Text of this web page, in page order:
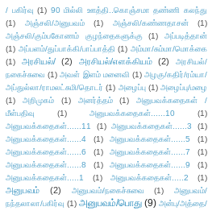
/ பகிர்வு (1) 90 மில்லி ஊத்தி..கொஞ்சமா தண்ணி கலந்து
(1)
அஞ்சலி/அனுபவம் (1) அஞ்சலி/கண்ணதாசன்
(1)
அஞ்சலி/கும்பகோணம் குழந்தைகளுக்கு
(1)
அப்படித்தான்
(1) அப்பளம்/துப்பாக்கி/பாப்பாத்தி (1) அம்மா/சும்மா/மொக்கை
(1)
அரசியல்/ (2) அரசியல்/எளக்கியம் (2)
அரசியல்/
நகைச்சுவை (1) அவள் இளம் மனைவி (1) அழகு/கதிர்/ரம்யா/
அப்துல்லா/ராமலட்சுமி/தொடர் (1) அழைப்பு (1) அழைப்பு/மழை
(1)
அறிமுகம் (1) அனர்த்தம் (1)
அனுபவக்கதைகள் /
மீள்பதிவு
(1) அனுபவக்கதைகள்......10
(1)
அனுபவக்கதைகள்......11
(1) அனுபவக்கதைகள்......3
(1)
அனுபவக்கதைகள்......4
(1) அனுபவக்கதைகள்......5
(1)
அனுபவக்கதைகள்......6
(1) அனுபவக்கதைகள்......7
(1)
அனுபவக்கதைகள்......8
(1) அனுபவக்கதைகள்......9
(1)
அனுபவக்கதைகள்.....1
(1) அனுபவக்கதைகள்.....2 (1)
அனுபவம் (2) அனுபவம்/நகைச்சுவை (1)
அனுபவம்/
நந்தலாலா/பகிர்வு (1) அனுபவம்/பொது (9) அன்பு/அத்தை/